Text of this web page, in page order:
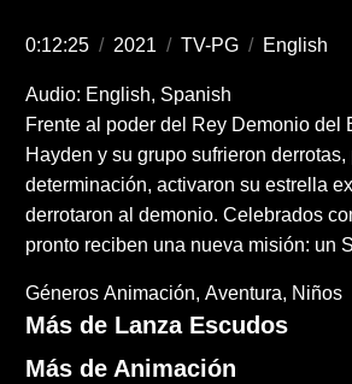
0:12:25 / 2021 / TV-PG / English
Audio: English, Spanish
Frente al poder del Rey Demonio del
Hayden y su grupo sufrieron derrotas,
determinación, activaron su estrella
derrotaron al demonio. Celebrados
pronto reciben una nueva misión: un
Géneros Animación Aventura Niños
Más de Lanza Escudos
Más de Animación